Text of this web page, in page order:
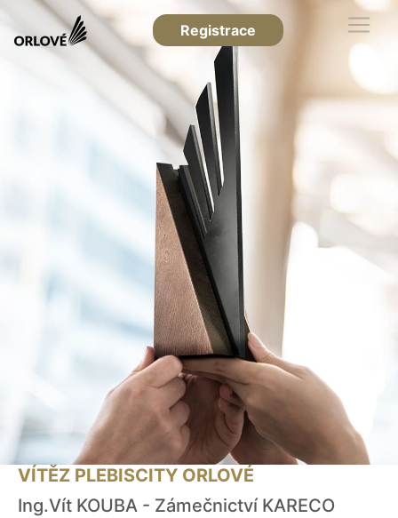
Registrace
VÍTĚZ PLEBISCITY ORLOVÉ
Ing.Vít KOUBA - Zámečnictví KARECO